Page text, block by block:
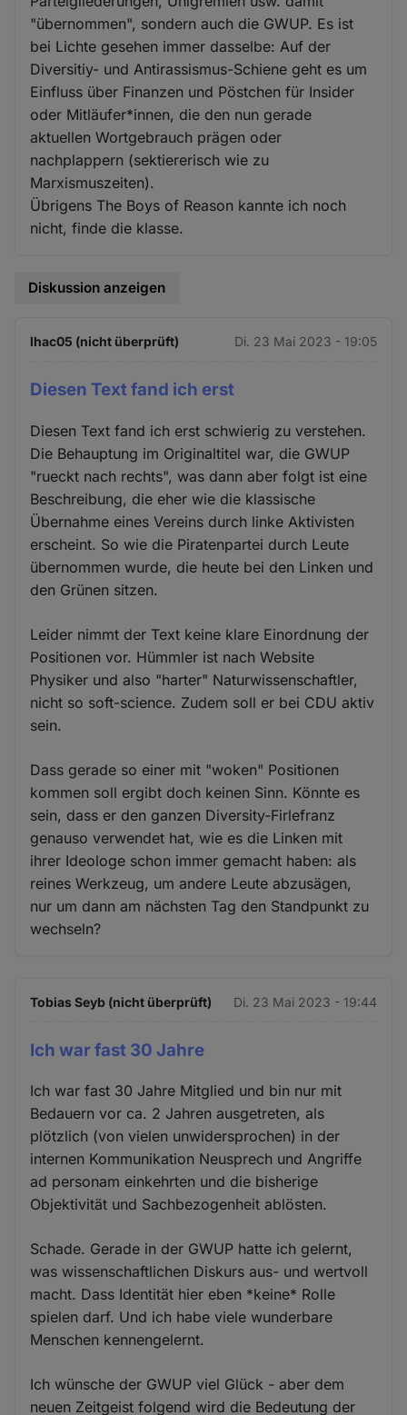
"übernommen", sondern auch die GWUP. Es ist
bei Lichte gesehen immer dasselbe: Auf der
Diversitiy- und Antirassismus-Schiene geht es um
Einfluss über Finanzen und Pöstchen für Insider
oder Mitläufer*innen, die den nun gerade
aktuellen Wortgebrauch prägen oder
nachplappern (sektiererisch wie zu
Marxismuszeiten).
Übrigens The Boys of Reason kannte ich noch
nicht, finde die klasse.
Diskussion anzeigen
lhac05 (nicht überprüft) Di. 23 Mai 2023 - 19:05
Diesen Text fand ich erst
Diesen Text fand ich erst schwierig zu verstehen.
Die Behauptung im Originaltitel war, die GWUP
"rueckt nach rechts", was dann aber folgt ist eine
Beschreibung, die eher wie die klassische
Übernahme eines Vereins durch linke Aktivisten
erscheint. So wie die Piratenpartei durch Leute
übernommen wurde, die heute bei den Linken und
den Grünen sitzen.
Leider nimmt der Text keine klare Einordnung der
Positionen vor. Hümmler ist nach Website
Physiker und also "harter" Naturwissenschaftler,
nicht so soft-science. Zudem soll er bei CDU aktiv
sein.
Dass gerade so einer mit "woken" Positionen
kommen soll ergibt doch keinen Sinn. Könnte es
sein, dass er den ganzen Diversity-Firlefranz
genauso verwendet hat, wie es die Linken mit
ihrer Ideologe schon immer gemacht haben: als
reines Werkzeug, um andere Leute abzusägen,
nur um dann am nächsten Tag den Standpunkt zu
wechseln?
Tobias Seyb (nicht überprüft) Di. 23 Mai 2023 - 19:44
Ich war fast 30 Jahre
Ich war fast 30 Jahre Mitglied und bin nur mit
Bedauern vor ca. 2 Jahren ausgetreten, als
plötzlich (von vielen unwidersprochen) in der
internen Kommunikation Neusprech und Angriffe
ad personam einkehrten und die bisherige
Objektivität und Sachbezogenheit ablösten.
Schade. Gerade in der GWUP hatte ich gelernt,
was wissenschaftlichen Diskurs aus- und wertvoll
macht. Dass Identität hier eben *keine* Rolle
spielen darf. Und ich habe viele wunderbare
Menschen kennengelernt.
Ich wünsche der GWUP viel Glück - aber dem
neuen Zeitgeist folgend wird die Bedeutung der